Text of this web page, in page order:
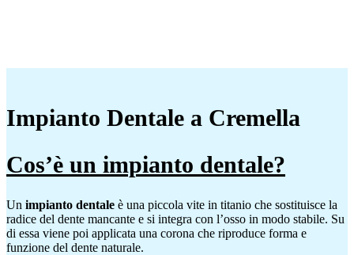
Impianto Dentale a Cremella
Cos’è un impianto dentale?
Un impianto dentale è una piccola vite in titanio che sostituisce la
radice del dente mancante e si integra con l’osso in modo stabile. Su
di essa viene poi applicata una corona che riproduce forma e
funzione del dente naturale.